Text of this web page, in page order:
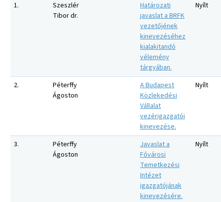
1.
Szeszlér
Tibor dr.
Határozati
javaslat a BRFK
vezetőjének
kinevezéséhez
kialakitandó
vélemény
tárgyában.
Nyílt
2.
Péterffy
Ágoston
A Budapest
Közlekedési
Vállalat
vezérigazgatói
kinevezése.
Nyílt
3.
Péterffy
Ágoston
Javaslat a
Fővárosi
Temetkezési
Intézet
igazgatójának
kinevezésére.
Nyílt